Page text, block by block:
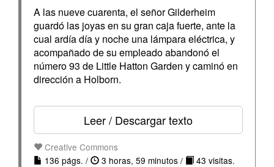
A las nueve cuarenta, el señor Gilderheim
guardó las joyas en su gran caja fuerte, ante la
cual ardía día y noche una lámpara eléctrica, y
acompañado de su empleado abandonó el
número 93 de Little Hatton Garden y caminó en
dirección a Holborn.
Leer / Descargar texto
Creative Commons
136 págs. /
3 horas, 59 minutos /
43 visitas.